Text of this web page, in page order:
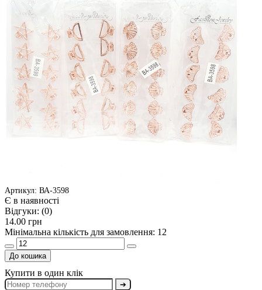
Артикул: ВА-3598
Є в наявності
Відгуки: (0)
14.00 грн
Мінімальна кількість для замовлення: 12
До кошика
Купити в один клік
➔